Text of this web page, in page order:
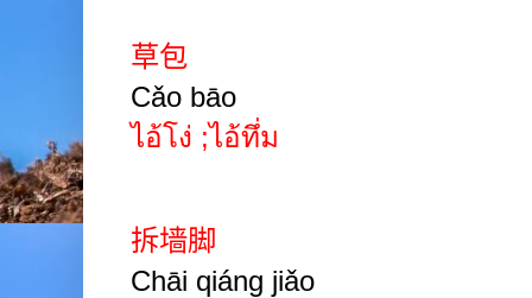
草包
Cǎo bāo
ไอ้โง่ ;ไอ้ทึ่ม
拆墙脚
Chāi qiáng jiǎo